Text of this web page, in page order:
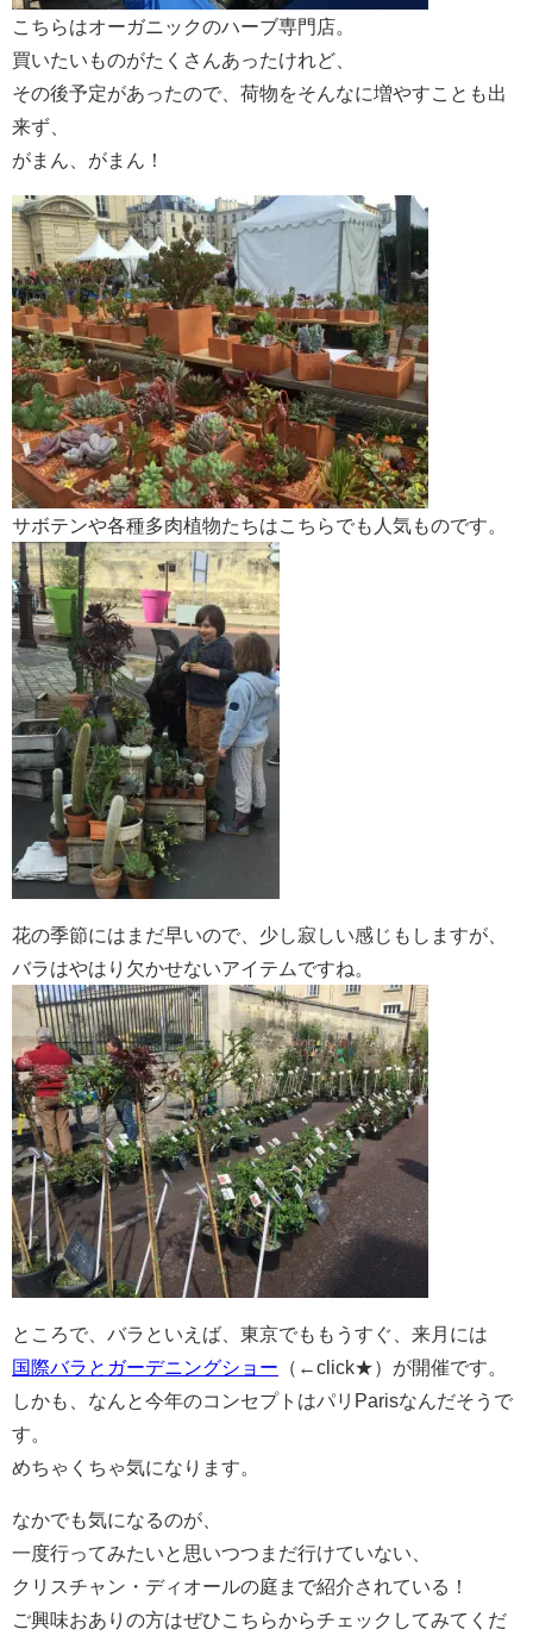
こちらはオーガニックのハーブ専門店。
買いたいものがたくさんあったけれど、
その後予定があったので、荷物をそんなに増やすことも出
来ず、
がまん、がまん！
サボテンや各種多肉植物たちはこちらでも人気ものです。
花の季節にはまだ早いので、少し寂しい感じもしますが、
バラはやはり欠かせないアイテムですね。
ところで、バラといえば、東京でももうすぐ、来月には
国際バラとガーデニングショー （←click★）が開催です。
しかも、なんと今年のコンセプトはパリParisなんだそうで
す。
めちゃくちゃ気になります。
なかでも気になるのが、
一度行ってみたいと思いつつまだ行けていない、
クリスチャン・ディオールの庭まで紹介されている！
ご興味おありの方はぜひこちらからチェックしてみてくだ